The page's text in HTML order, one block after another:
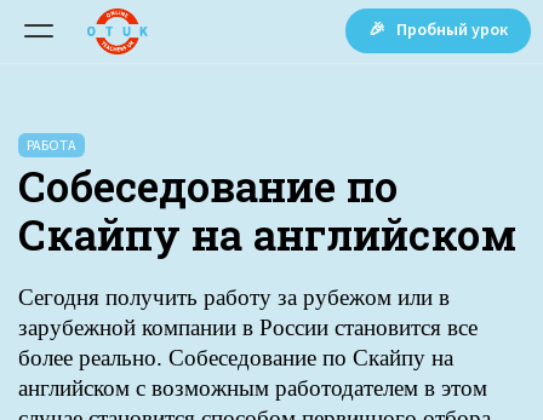
🎉 Пробный урок
РАБОТА
Собеседование по
Скайпу на английском
Сегодня получить работу за рубежом или в
зарубежной компании в России становится все
более реально. Собеседование по Скайпу на
английском с возможным работодателем в этом